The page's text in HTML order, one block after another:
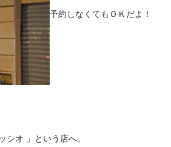
予約しなくてもＯＫだよ！
シオ 」という店へ。